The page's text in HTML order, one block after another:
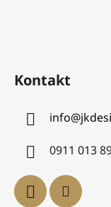
Kontakt
info@
0911 013